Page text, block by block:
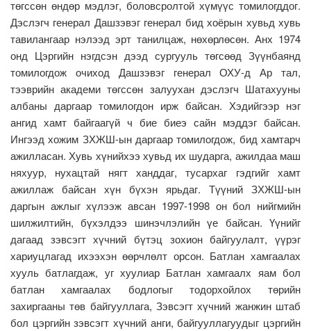
төгссөн өндөр мэдлэг, боловсролтой хүмүүс томилогддог.
Дэслэгч генерал Дашзэвэг генерал бид хоёрын хувьд хувь
тавилангаар нэлээд эрт танилцаж, нөхөрлөсөн. Анх 1974
онд Цэргийн нэгдсэн дээд сургууль төгсөөд Зүүнбаянд
томилогдож очиход Дашзэвэг генерал ОХУ-д Ар тал,
тээврийн академи төгссөн залуухан дэслэгч Шатахууны
албаны даргаар томилогдон ирж байсан. Хэдийгээр нэг
ангид хамт байгаагүй ч бие биеэ сайн мэддэг байсан.
Ингээд хожим ЗХЖШ-ын даргаар томилогдож, бид хамтарч
ажилласан. Хувь хүнийхээ хувьд их шударга, ажилдаа маш
няхуур, нухацтай нягт ханддаг, тусархаг гэдгийг хамт
ажиллаж байсан хүн бүхэн ярьдаг. Түүний ЗХЖШ-ын
даргын ажлыг хүлээж авсан 1997-1998 он бол нийгмийн
шилжилтийн, бүхэлдээ шинэчлэлийн үе байсан. Үүнийг
дагаад зэвсэгт хүчний бүтэц зохион байгуулалт, үүрэг
хариуцлагад ихээхэн өөрчлөлт орсон. Батлан хамгаалах
хууль батлагдаж, уг хуулиар Батлан хамгаалх яам бол
батлан хамгаалах бодлогыг тодорхойлох төрийн
захиргааны төв байгууллага, Зэвсэгт хүчний жанжин штаб
бол цэргийн зэвсэгт хүчний анги, байгууллагуудыг цэргийн